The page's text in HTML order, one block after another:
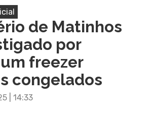
de Matinhos
por
freezer
congelados
| 14:33